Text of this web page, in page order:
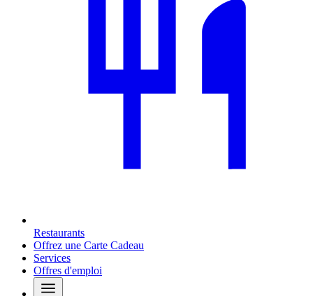
Restaurants
Offrez une Carte Cadeau
Services
Offres d'emploi